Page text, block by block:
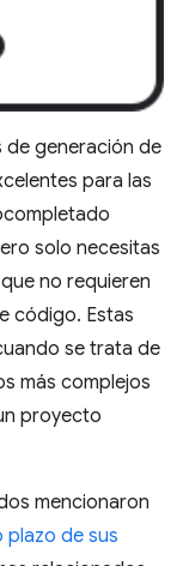
de generación de
para las
solo necesitas
no requieren
código. Estas
se trata de
más complejos
proyecto
mencionaron
plazo de sus